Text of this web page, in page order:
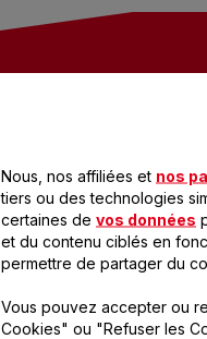
LES
Nous, nos affiliées et nos
tiers ou des technologies
certaines de vos données
et du contenu ciblés en
permettre de partager du
Vous pouvez accepter ou
Cookies" ou "Refuser les